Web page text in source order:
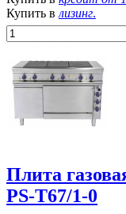
Купить в лизинг.
Плита
PS-Т67/1-0